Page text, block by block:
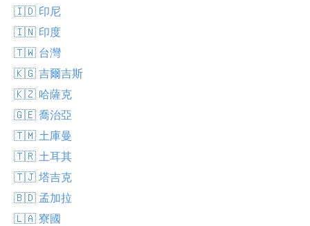
🇮🇩 印尼
🇮🇳 印度
🇹🇼 台灣
🇰🇬 吉爾吉斯
🇰🇿 哈薩克
🇬🇪 喬治亞
🇹🇲 土庫曼
🇹🇷 土耳其
🇹🇯 塔吉克
🇧🇩 孟加拉
🇱🇦 寮國